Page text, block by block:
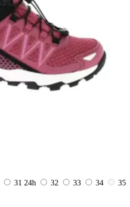
31 24h 32 33 34
35